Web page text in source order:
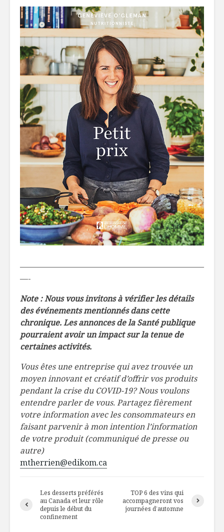
———————————————————————
—-
Note : Nous vous invitons à vérifier les détails
des événements mentionnés dans cette
chronique. Les annonces de la Santé publique
pourraient avoir un impact sur la tenue de
certaines activités.
Vous êtes une entreprise qui avez trouvée un
moyen innovant et créatif d’offrir vos produits
pendant la crise du COVID-19? Nous voulons
entendre parler de vous. Partagez fièrement
votre information avec les consommateurs en
faisant parvenir à mon intention l’information
de votre produit (communiqué de presse ou
autre)
mtherrien@edikom.ca
Les desserts préférés
au Canada et leur rôle
depuis le début du
confinement
TOP 6 des vins qui
accompagneront vos
journées d’automne